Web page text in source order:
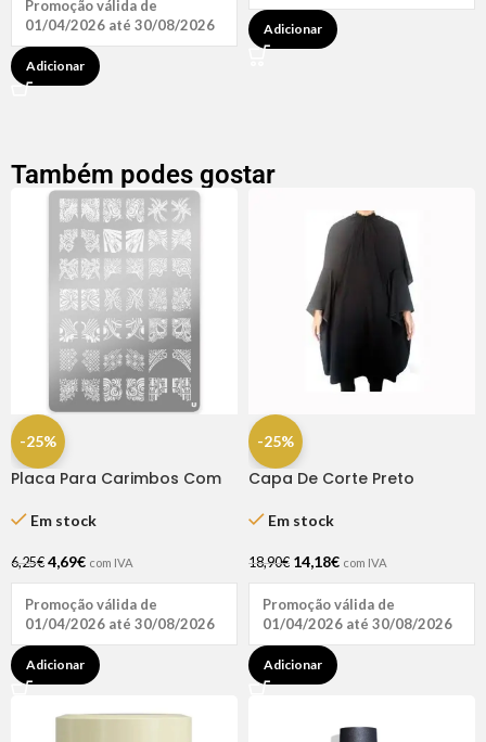
Promoção válida de
01/04/2026 até 30/08/2026
Adicionar
Adicionar
Também podes gostar
-25%
Placa Para Carimbos Com
Em stock
6,25€ 4,69€ com IVA
Promoção válida de
01/04/2026 até 30/08/2026
Adicionar
-25%
Capa De Corte Preto
Lovecape
Em stock
18,90€ 14,18€ com IVA
Promoção válida de
01/04/2026 até 30/08/2026
Adicionar